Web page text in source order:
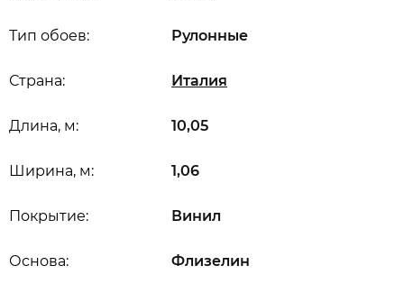
Длина, м: 10,05
Ширина, м: 1,06
Основа: Флизелин
Покрытие: Винил
Страна: Италия
Тип обоев: Рулонные